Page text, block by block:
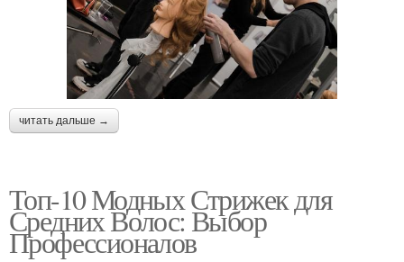
читать дальше →
Топ-10 Модных Стрижек для
Средних Волос: Выбор
Профессионалов